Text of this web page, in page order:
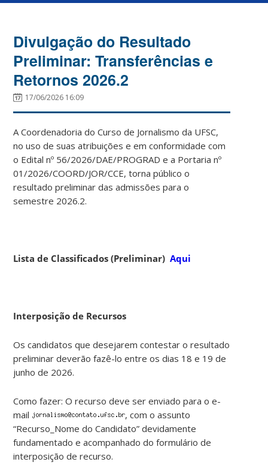
Divulgação do Resultado
Preliminar: Transferências e
Retornos 2026.2
17/06/2026 16:09
A Coordenadoria do Curso de Jornalismo da UFSC,
no uso de suas atribuições e em conformidade com
o Edital nº 56/2026/DAE/PROGRAD e a Portaria nº
01/2026/COORD/JOR/CCE, torna público o
resultado preliminar das admissões para o
semestre 2026.2.
Lista de Classificados (Preliminar)Aqui
Interposição de Recursos
Os candidatos que desejarem contestar o resultado
preliminar deverão fazê-lo entre os dias 18 e 19 de
junho de 2026.
Como fazer: O recurso deve ser enviado para o e-
mail
, com o assunto
“Recurso_Nome do Candidato” devidamente
fundamentado e acompanhado do formulário de
interposição de recurso.